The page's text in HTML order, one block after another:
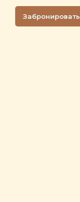
Забронировать